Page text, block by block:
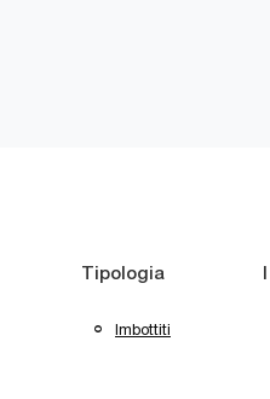
Tipologia
Imbottiti